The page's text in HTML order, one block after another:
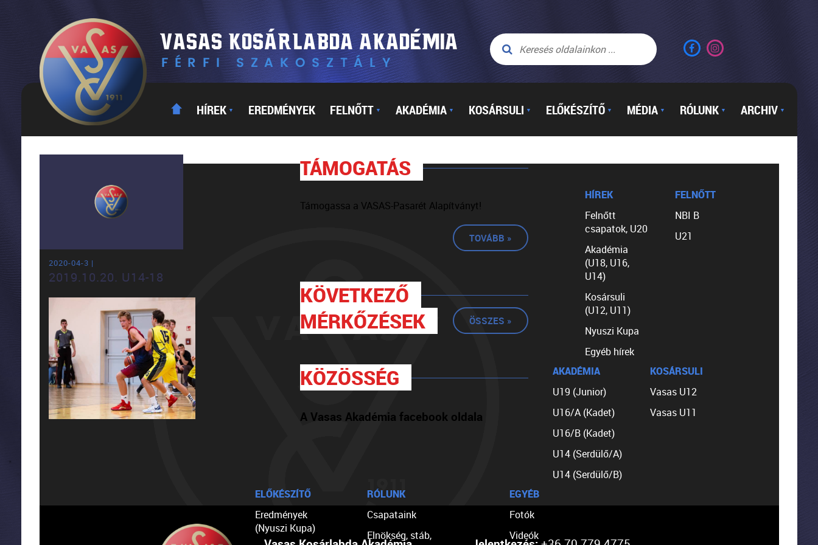
HÍREK ▼ EREDMÉNYEK FELNŐTT ▼ AKADÉMIA ▼ KOSÁRSULI ▼ ELŐKÉSZÍTŐ ▼ MÉDIA ▼ RÓLUNK ▼ ARCHIV ▼
2020-04-3 |
2019.10.20. U14-18
TÁMOGATÁS
Támogassa a VASAS-Pasarét Alapítványt!
TOVÁBB »
KÖVETKEZŐ
MÉRKŐZÉSEK
ÖSSZES »
KÖZÖSSÉG
A Vasas Akadémia facebook oldala
HÍREK
Felnőtt
csapatok, U20
Akadémia
(U18, U16,
U14)
Kosársuli
(U12, U11)
Nyuszi Kupa
Egyéb hírek
FELNŐTT
NBI B
U21
AKADÉMIA
U19 (Junior)
U16/A (Kadet)
U16/B (Kadet)
U14 (Serdülő/A)
U14 (Serdülő/B)
KOSÁRSULI
Vasas U12
Vasas U11
ELŐKÉSZÍTŐ
Eredmények
(Nyuszi Kupa)
RÓLUNK
Csapataink
Elnökség, stáb,
EGYÉB
Fotók
Videók